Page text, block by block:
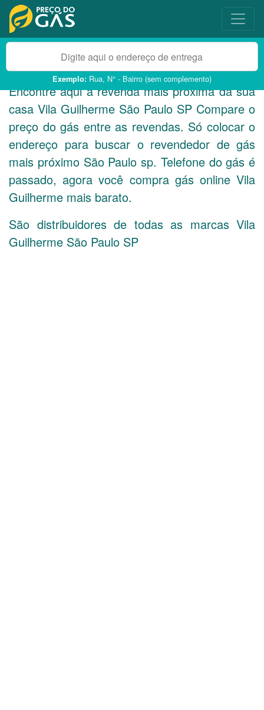
Exemplo: Rua, N° - Bairro (sem complemento)
Encontre aqui a revenda mais próxima da sua
casa Vila Guilherme São Paulo SP Compare o
preço do gás entre as revendas. Só colocar o
endereço para buscar o revendedor de gás
mais próximo São Paulo sp. Telefone do gás é
passado, agora você compra gás online Vila
Guilherme mais barato.
São distribuidores de todas as marcas Vila
Guilherme São Paulo SP